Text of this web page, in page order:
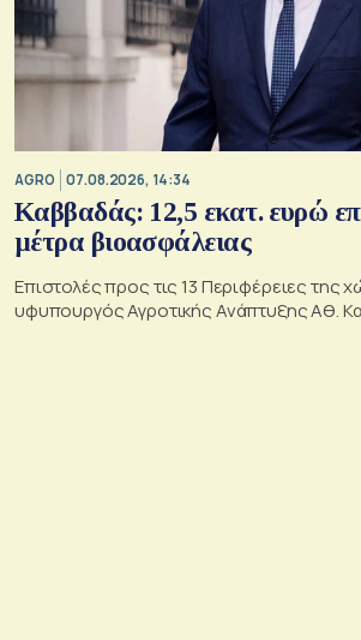
AGRO 07.08.2026, 14:34
Καββαδάς: 12,5 εκατ. ευρώ
μέτρα βιοασφάλειας
Επιστολές προς τις 13 Περιφέρειες της
υφυπουργός Αγροτικής Ανάπτυξης Αθ.